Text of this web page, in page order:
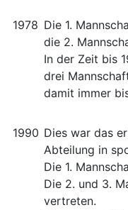
1978 Die 1.
die 2.
In der Zeit bis
drei
damit immer
1990 Dies war das
Abteilung in
Die 1.
Die 2. und 3.
vertreten.